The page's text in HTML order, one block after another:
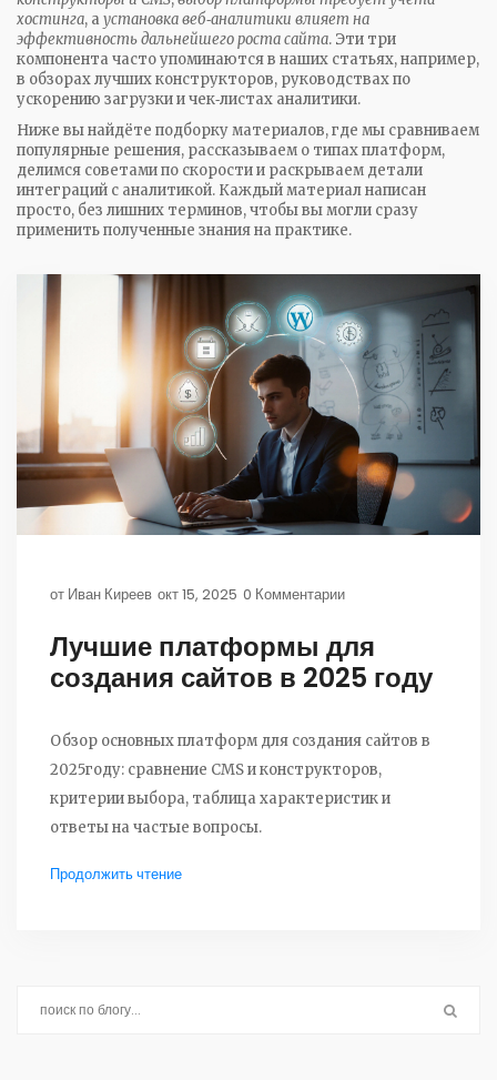
хостинга, аустановка веб‑аналитики влияет на
эффективность дальнейшего роста сайта. Эти три
компонента часто упоминаются в наших статьях, например,
в обзорах лучших конструкторов, руководствах по
ускорению загрузки и чек‑листах аналитики.
Ниже вы найдёте подборку материалов, где мы сравниваем
популярные решения, рассказываем о типах платформ,
делимся советами по скорости и раскрываем детали
интеграций с аналитикой. Каждый материал написан
просто, без лишних терминов, чтобы вы могли сразу
применить полученные знания на практике.
от Иван Киреев окт 15, 2025 0 Комментарии
Лучшие платформы для
создания сайтов в 2025 году
Обзор основных платформ для создания сайтов в
2025году: сравнение CMS и конструкторов,
критерии выбора, таблица характеристик и
ответы на частые вопросы.
Продолжить чтение